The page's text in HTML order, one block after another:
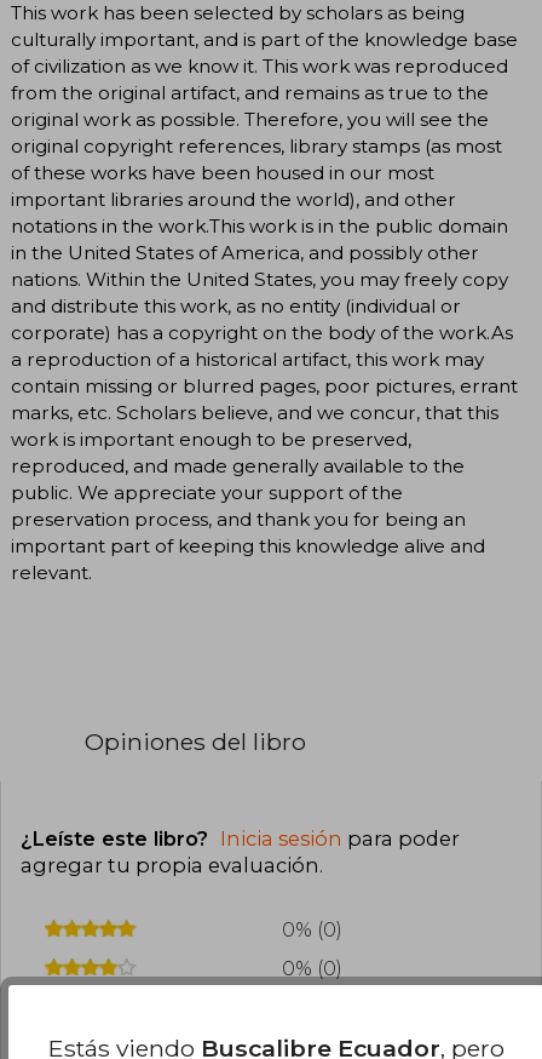
This work has been selected by scholars as being
culturally important, and is part of the knowledge base
of civilization as we know it. This work was reproduced
from the original artifact, and remains as true to the
original work as possible. Therefore, you will see the
original copyright references, library stamps (as most
of these works have been housed in our most
important libraries around the world), and other
notations in the work.This work is in the public domain
in the United States of America, and possibly other
nations. Within the United States, you may freely copy
and distribute this work, as no entity (individual or
corporate) has a copyright on the body of the work.As
a reproduction of a historical artifact, this work may
contain missing or blurred pages, poor pictures, errant
marks, etc. Scholars believe, and we concur, that this
work is important enough to be preserved,
reproduced, and made generally available to the
public. We appreciate your support of the
preservation process, and thank you for being an
important part of keeping this knowledge alive and
relevant.
Opiniones del libro
¿Leíste este libro? Inicia sesión para poder
agregar tu propia evaluación.
0% (0)
0% (0)
0% (0)
Estás viendo Buscalibre Ecuador, pero